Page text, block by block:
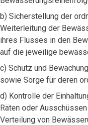
b) Sicherstellung der
Weiterleitung der
ihres Flusses in den
auf die jeweilige
c) Schutz und
sowie Sorge für deren
d) Kontrolle der
Räten oder
Verteilung von